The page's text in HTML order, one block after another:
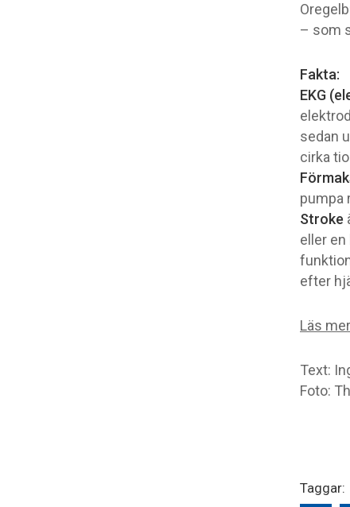
– som
Fakta:
EKG
sedan
cirka
pumpa
Stroke
eller
efter
Läs
Text:
Foto:
Taggar: